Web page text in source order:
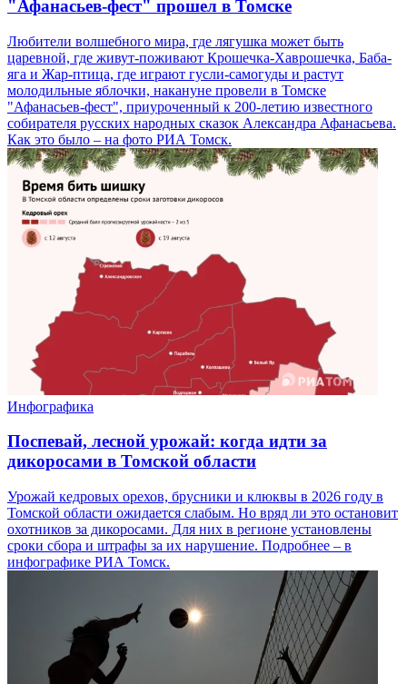
"Афанасьев-фест" прошел в Томске
Любители волшебного мира, где лягушка может быть
царевной, где живут-поживают Крошечка-Хаврошечка, Баба-
яга и Жар-птица, где играют гусли-самогуды и растут
молодильные яблочки, накануне провели в Томске
"Афанасьев-фест", приуроченный к 200-летию известного
собирателя русских народных сказок Александра Афанасьева.
Как это было – на фото РИА Томск.
Инфографика
Поспевай, лесной урожай: когда идти за
дикоросами в Томской области
Урожай кедровых орехов, брусники и клюквы в 2026 году в
Томской области ожидается слабым. Но вряд ли это остановит
охотников за дикоросами. Для них в регионе установлены
сроки сбора и штрафы за их нарушение. Подробнее – в
инфографике РИА Томск.